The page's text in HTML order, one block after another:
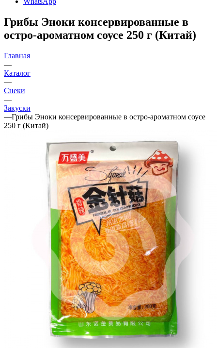
Грибы Эноки консервированные в
остро-ароматном соусе 250 г (Китай)
Главная
—
Каталог
—
Снеки
—
Закуски
—Грибы Эноки консервированные в остро-ароматном соусе
250 г (Китай)